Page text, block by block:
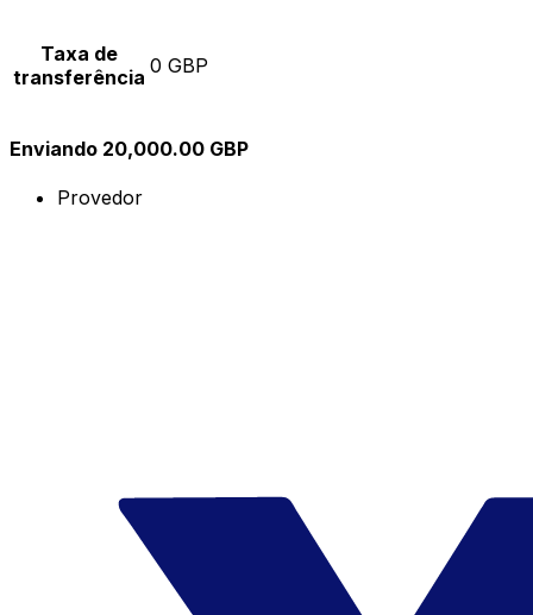
Taxa de
transferência 0 GBP
Enviando 20,000.00 GBP
Provedor